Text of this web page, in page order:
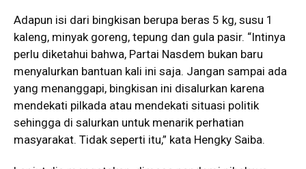
Adapun isi dari bingkisan berupa beras 5 kg, susu 1
kaleng, minyak goreng, tepung dan gula pasir. “Intinya
perlu diketahui bahwa, Partai Nasdem bukan baru
menyalurkan bantuan kali ini saja. Jangan sampai ada
yang menanggapi, bingkisan ini disalurkan karena
mendekati pilkada atau mendekati situasi politik
sehingga di salurkan untuk menarik perhatian
masyarakat. Tidak seperti itu,” kata Hengky Saiba.